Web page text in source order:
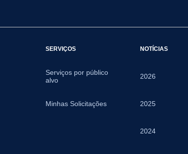
SERVIÇOS
Serviços por público
alvo
Minhas Solicitações
NOTÍCIAS
2026
2025
2024